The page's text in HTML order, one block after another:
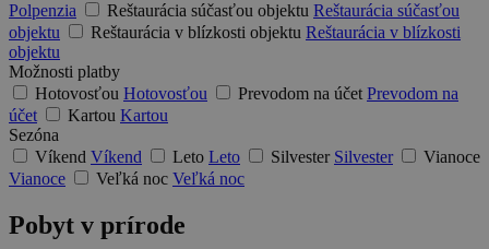
Polpenzia
Reštaurácia súčasťou objektu Reštaurácia súčasťou
objektu
Reštaurácia v blízkosti objektu Reštaurácia v blízkosti
objektu
Možnosti platby
Hotovosťou Hotovosťou Prevodom na účet Prevodom na
účet
Kartou Kartou
Sezóna
Víkend Víkend Leto Leto Silvester Silvester
Vianoce
Vianoce
Veľká noc Veľká noc
Pobyt v prírode